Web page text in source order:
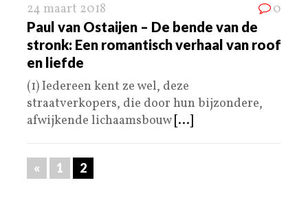
24 maart 2018 0
Paul van Ostaijen – De bende van de
stronk: Een romantisch verhaal van roof
en liefde
(1) Iedereen kent ze wel, deze
straatverkopers, die door hun bijzondere,
afwijkende lichaamsbouw [...]
« 1 2